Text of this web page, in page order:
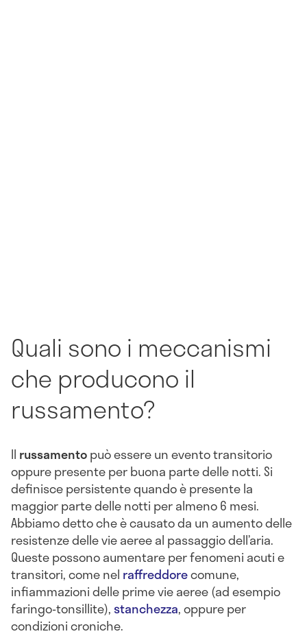
Quali sono i meccanismi
che producono il
russamento?
Il russamentopuò essere un evento transitorio
oppure presente per buona parte delle notti. Si
definisce persistente quando è presente la
maggior parte delle notti per almeno 6 mesi.
Abbiamo detto che è causato da un aumento delle
resistenze delle vie aeree al passaggio dell’aria.
Queste possono aumentare per fenomeni acuti e
transitori, come nel raffreddorecomune,
infiammazioni delle prime vie aeree (ad esempio
faringo-tonsillite), stanchezza, oppure per
condizioni croniche.